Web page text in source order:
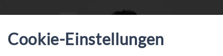
Cookie-Einstellungen